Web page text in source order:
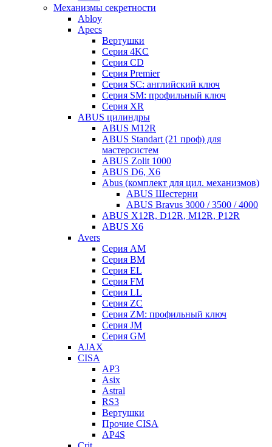
Механизмы секретности
Abloy
Apecs
Вертушки
Серия 4KC
Серия CD
Серия Premier
Серия SC: английский ключ
Серия SM: профильный ключ
Серия XR
ABUS цилиндры
ABUS M12R
ABUS Standart (21 проф) для
мастерсистем
ABUS Zolit 1000
ABUS D6, X6
Abus (комплект для цил. механизмов)
ABUS Шестерни
ABUS Bravus 3000 / 3500 / 4000
ABUS X12R, D12R, M12R, P12R
ABUS X6
Avers
Серия AM
Серия BM
Серия EL
Серия FM
Серия LL
Серия ZC
Серия ZM: профильный ключ
Серия JM
Серия GM
AJAX
CISA
AP3
Asix
Astral
RS3
Вертушки
Прочие CISA
AP4S